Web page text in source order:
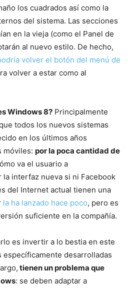
los cuadrados así como la
del sistema. Las secciones
en la vieja (como el Panel de
al nuevo estilo. De hecho,
volver el botón del menú de
volver a estar como al
Windows 8? Principalmente
todos los nuevos sistemas
en los últimos años
móviles: por la poca cantidad de
va el usuario a
la interfaz nueva si ni Facebook
del Internet actual tienen una
la ha lanzado hace poco, pero es
suficiente en la compañía.
es invertir a lo bestia en este
específicamente desarrolladas
tienen un problema que
: se deben adaptar a